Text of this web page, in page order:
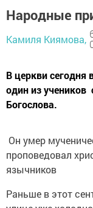
Народные
Камиля Киямова,
В церкви сегодня
один из учеников
Богослова.
Он умер
проповедовал
язычников
Раньше в этот